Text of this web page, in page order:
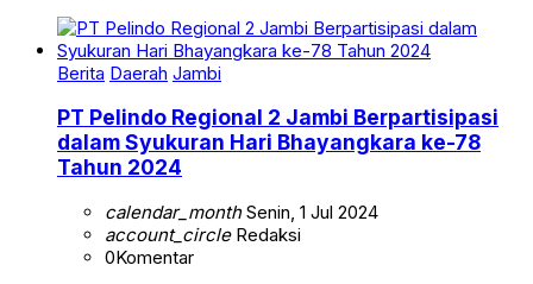
Berita Daerah Jambi
PT Pelindo Regional 2 Jambi Berpartisipasi
dalam Syukuran Hari Bhayangkara ke-78
Tahun 2024
calendar_monthSenin, 1 Jul 2024
account_circleRedaksi
0Komentar